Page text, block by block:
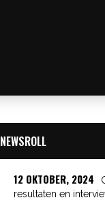
NEWSROLL
12 OKTOBER, 2024
resultaten en